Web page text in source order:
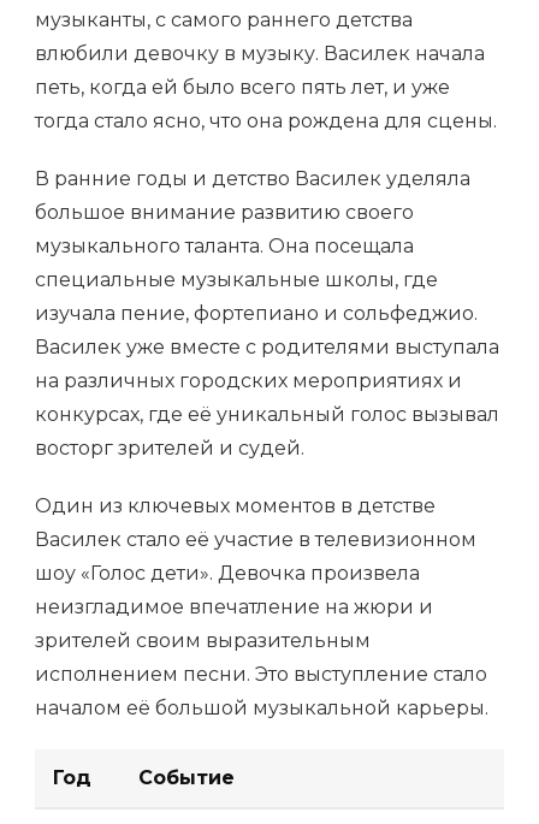
музыканты, с самого раннего детства
влюбили девочку в музыку. Василек начала
петь, когда ей было всего пять лет, и уже
тогда стало ясно, что она рождена для сцены.
В ранние годы и детство Василек уделяла
большое внимание развитию своего
музыкального таланта. Она посещала
специальные музыкальные школы, где
изучала пение, фортепиано и сольфеджио.
Василек уже вместе с родителями выступала
на различных городских мероприятиях и
конкурсах, где её уникальный голос вызывал
восторг зрителей и судей.
Один из ключевых моментов в детстве
Василек стало её участие в телевизионном
шоу «Голос дети». Девочка произвела
неизгладимое впечатление на жюри и
зрителей своим выразительным
исполнением песни. Это выступление стало
началом её большой музыкальной карьеры.
Год Событие